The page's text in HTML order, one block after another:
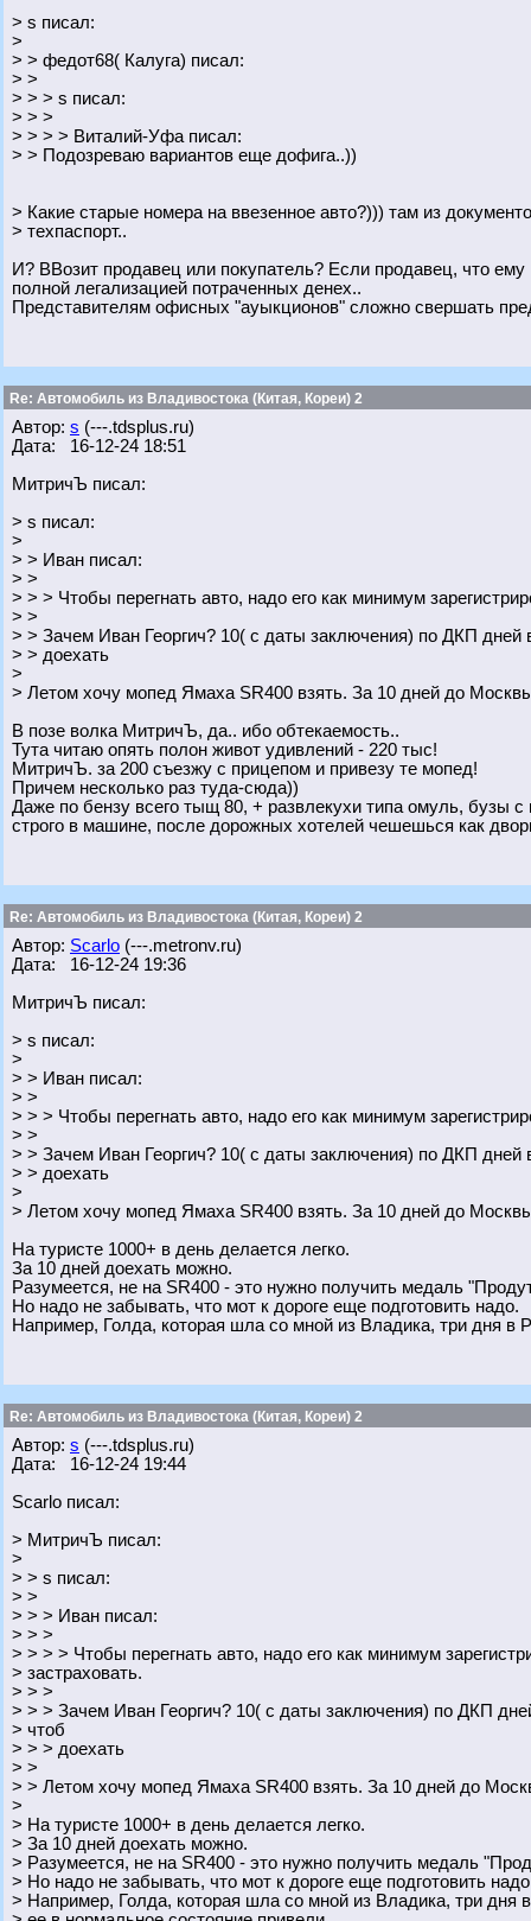
> s писал:
>
> > федот68( Калуга) писал:
> >
> > > s писал:
> > >
> > > > Виталий-Уфа писал:
> > Подозреваю вариантов еще дофига..))
> Какие старые номера на ввезенное авто?))) там из
> техпаспорт..
И? ВВозит продавец или покупатель? Если продавец, что
полной легализацией потраченных денех..
Представителям офисных "ауыкционов" сложно свершать
Re: Автомобиль из Владивостока (Китая, Кореи) 2
Автор: s (---.tdsplus.ru)
Дата: 16-12-24 18:51
МитричЪ писал:
> s писал:
>
> > Иван писал:
> >
> > > Чтобы перегнать авто, надо его как минимум
> >
> > Зачем Иван Георгич? 10( с даты заключения) по ДКП дней
> > доехать
>
> Летом хочу мопед Ямаха SR400 взять. За 10 дней до
В позе волка МитричЪ, да.. ибо обтекаемость..
Тута читаю опять полон живот удивлений - 220 тыс!
МитричЪ. за 200 съезжу с прицепом и привезу те мопед!
Причем несколько раз туда-сюда))
Даже по бензу всего тыщ 80, + развлекухи типа омуль, бузы
строго в машине, после дорожных хотелей чешешься как
Re: Автомобиль из Владивостока (Китая, Кореи) 2
Автор: Scarlo (---.metronv.ru)
Дата: 16-12-24 19:36
МитричЪ писал:
> s писал:
>
> > Иван писал:
> >
> > > Чтобы перегнать авто, надо его как минимум
> >
> > Зачем Иван Георгич? 10( с даты заключения) по ДКП дней
> > доехать
>
> Летом хочу мопед Ямаха SR400 взять. За 10 дней до
На туристе 1000+ в день делается легко.
За 10 дней доехать можно.
Разумеется, не на SR400 - это нужно получить медаль
Но надо не забывать, что мот к дороге еще подготовить надо.
Например, Голда, которая шла со мной из Владика, три дня в
Re: Автомобиль из Владивостока (Китая, Кореи) 2
Автор: s (---.tdsplus.ru)
Дата: 16-12-24 19:44
Scarlo писал:
> МитричЪ писал:
>
> > s писал:
> >
> > > Иван писал:
> > >
> > > > Чтобы перегнать авто, надо его как минимум
> застраховать.
> > >
> > > Зачем Иван Георгич? 10( с даты заключения) по ДКП
> чтоб
> > > доехать
> >
> > Летом хочу мопед Ямаха SR400 взять. За 10 дней до
>
> На туристе 1000+ в день делается легко.
> За 10 дней доехать можно.
> Разумеется, не на SR400 - это нужно получить медаль
> Но надо не забывать, что мот к дороге еще подготовить
> Например, Голда, которая шла со мной из Владика, три дня